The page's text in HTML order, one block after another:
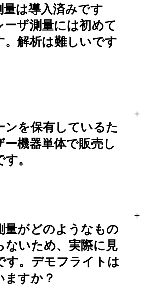
量は導入済みです
ーザ測量には初めて
。解析は難しいです
ンを保有しているた
ー機器単体で販売し
。
量がどのようなもの
ないため、実際に見
す。デモフライトは
ますか？